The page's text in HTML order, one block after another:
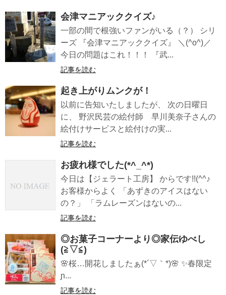
会津マニアッククイズ♪
一部の間で根強いファンがいる（？） シリ
ーズ 『会津マニアッククイズ』 ＼(^o^)／
今日の問題はこれ！！！ 『武...
記事を読む
起き上がりムンクが！
以前に告知いたしましたが、 次の日曜日
に、 野沢民芸の絵付師 早川美奈子さんの
絵付けサービスと絵付けの実...
記事を読む
お疲れ様でした(*^_^*)
今日は【ジェラート工房】 からです!!(^^♪
お客様からよく 「あずきのアイスはない
の？」 「ラムレーズンはないの...
記事を読む
◎お菓子コーナーより◎家伝ゆべし
(≧▽≦)
🌸桜…開花しましたぁ(*´▽｀*)🌸 ✨春限定
ɲ...
記事を読む